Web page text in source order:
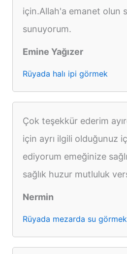
için.Allah'a emanet olun
sunuyorum.
Emine Yağızer
Rüyada halı ipi görmek
Çok teşekkür ederim
için ayrı ilgili olduğunuz
ediyorum emeğinize
sağlık huzur mutluluk
Nermin
Rüyada mezarda su görmek